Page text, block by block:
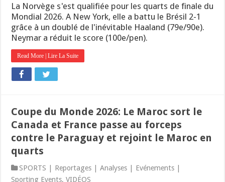
La Norvège s'est qualifiée pour les quarts de finale du
Mondial 2026. A New York, elle a battu le Brésil 2-1
grâce à un doublé de l'inévitable Haaland (79e/90e).
Neymar a réduit le score (100e/pen).
Read More | Lire La Suite
Coupe du Monde 2026: Le Maroc sort le
Canada et France passe au forceps
contre le Paraguay et rejoint le Maroc en
quarts
SPORTS | Reportages | Analyses | Evénements |
Sporting Events,VIDÉOS